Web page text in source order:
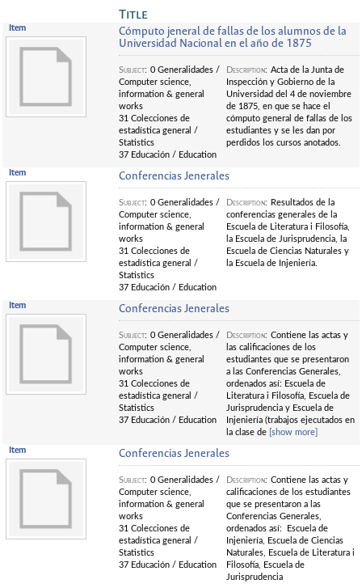
Title
Item
Cómputo jeneral de fallas de los alumnos de la
Universidad Nacional en el año de 1875
Subject: 0 Generalidades /
Computer science,
information & general
works
31 Colecciones de
estadística general /
Statistics
37 Educación / Education
Description: Acta de la Junta de
Inspección y Gobierno de la
Universidad del 4 de noviembre
de 1875, en que se hace el
cómputo general de fallas de los
estudiantes y se les dan por
perdidos los cursos anotados.
Item Conferencias Jenerales
Subject: 0 Generalidades /
Computer science,
information & general
works
31 Colecciones de
estadística general /
Statistics
37 Educación / Education
Description:
Resultados de la
conferencias generales de la
Escuela de Literatura i Filosofía,
la Escuela de Jurisprudencia, la
Escuela de Ciencias Naturales y
la Escuela de Injeniería.
Item Conferencias Jenerales
Subject: 0 Generalidades /
Computer science,
information & general
works
31 Colecciones de
estadística general /
Statistics
37 Educación / Education
Description: Contiene las actas y
las calificaciones de los
estudiantes que se presentaron
a las Conferencias Generales,
ordenados así: Escuela de
Literatura i Filosofía, Escuela de
Jurisprudencia y Escuela de
Injeniería (trabajos ejecutados en
la clase de [show more]
Item Conferencias Jenerales
Subject: 0 Generalidades /
Computer science,
information & general
works
31 Colecciones de
estadística general /
Statistics
37 Educación / Education
Description: Contiene las actas y
calificaciones de los estudiantes
que se presentaron a las
Conferencias Generales,
ordenados así: Escuela de
Injeniería, Escuela de Ciencias
Naturales, Escuela de Literatura i
Filosofía, Escuela de
Jurisprudencia